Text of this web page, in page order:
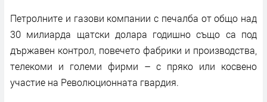
Петролните и газови компании с печалба от общо над
30 милиарда щатски долара годишно също са под
държавен контрол, повечето фабрики и производства,
телекоми и големи фирми – с пряко или косвено
участие на Революционната гвардия.